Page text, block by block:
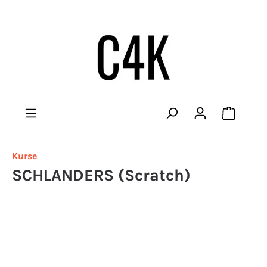
Kurse
SCHLANDERS (Scratch)